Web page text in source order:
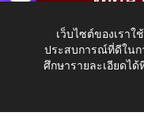
อ.เมือ
โทรศัพท์: 042-
E-Mail:
เว็บไซต์ของเรา
ประสบการณ์ที่ดีในก
ศึกษารายละเอียดได้